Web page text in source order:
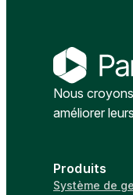
Nous
améliorer
Produits
Système de